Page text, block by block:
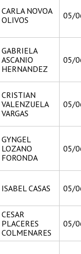
CARLA NOVOA
OLIVOS
05/
GABRIELA
ASCANIO
HERNANDEZ
05/
CRISTIAN
VALENZUELA
VARGAS
05/
GYNGEL
LOZANO
FORONDA
05/
ISABEL CASAS 05/
CESAR
PLACERES
COLMENARES
05/